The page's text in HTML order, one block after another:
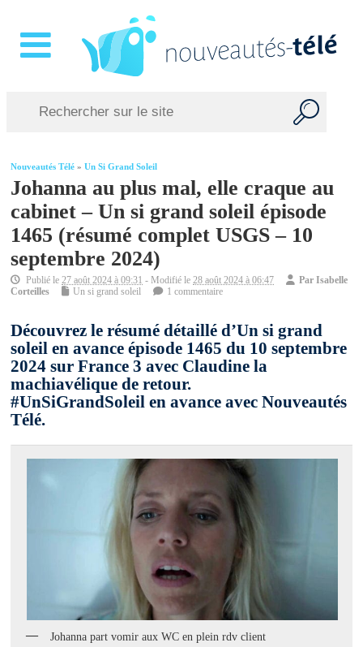
Nouveautés Télé »Un Si Grand Soleil
Johanna au plus mal, elle craque au
cabinet – Un si grand soleil épisode
1465 (résumé complet USGS – 10
septembre 2024)
Publié le27 août 2024 à 09:31 - Modifié le28 août 2024 à 06:47 ParIsabelle
Corteilles
Un si grand soleil 1 commentaire
Découvrez le résumé détaillé d’Un si grand
soleil en avance épisode 1465 du 10 septembre
2024 sur France 3 avec Claudine la
machiavélique de retour.
#UnSiGrandSoleil en avance avec Nouveautés
Télé.
Johanna part vomir aux WC en plein rdv client